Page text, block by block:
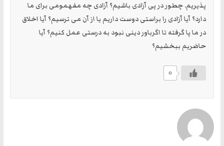
پذیریم. چطور در پی آزادی باشیم؟ آزادی چه مفهمومی برای ما
دارد؟ آیا آزادی را براستی دوست داریم یا از آن می ترسیم؟ آیا اخلاق
در ما پا گرفته تا اگرباور دینی نبود به درستی عمل کنیم؟ آیا
حاضریم ببخشیم؟
0